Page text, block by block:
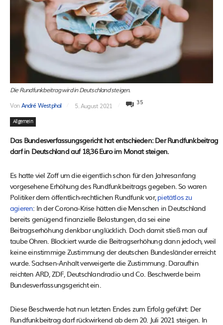
Die Rundfunkbeitrag wird in Deutschland steigen.
VonAndré Westphal 5. August 2021 35
Allgemein
Das Bundesverfassungsgericht hat entschieden: Der Rundfunkbeitrag
darf in Deutschland auf 18,36 Euro im Monat steigen.
Es hatte viel Zoff um die eigentlich schon für den Jahresanfang
vorgesehene Erhöhung des Rundfunkbeitrags gegeben. So waren
Politiker dem öffentlich-rechtlichen Rundfunk vor,pietätlos zu
agieren: In der Corona-Krise hätten die Menschen in Deutschland
bereits genügend finanzielle Belastungen, da sei eine
Beitragserhöhung denkbar unglücklich. Doch damit stieß man auf
taube Ohren. Blockiert wurde die Beitragserhöhung dann jedoch, weil
keine einstimmige Zustimmung der deutschen Bundesländer erreicht
wurde. Sachsen-Anhalt verweigerte die Zustimmung. Daraufhin
reichten ARD, ZDF, Deutschlandradio und Co. Beschwerde beim
Bundesverfassungsgericht ein.
Diese Beschwerde hat nun letzten Endes zum Erfolg geführt: Der
Rundfunkbeitrag darf rückwirkend ab dem 20. Juli 2021 steigen. In